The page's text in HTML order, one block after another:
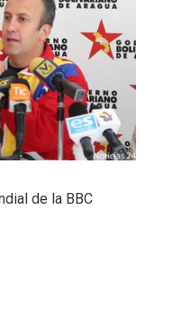
de la BBC